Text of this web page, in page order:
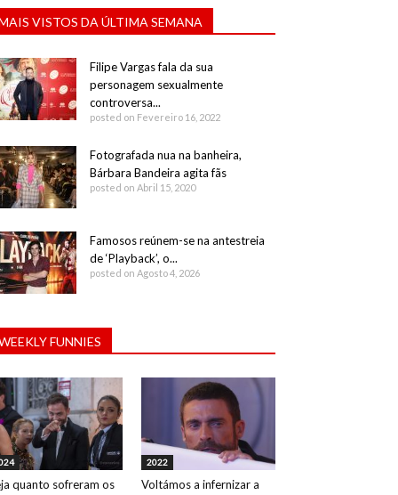
VISTOS DA ÚLTIMA SEMANA
Filipe Vargas fala da sua
personagem sexualmente
controversa...
posted on Fevereiro 16, 2022
Fotografada nua na banheira,
Bárbara Bandeira agita fãs
posted on Abril 15, 2020
Famosos reúnem-se na antestreia
de ‘Playback’, o...
posted on Agosto 4, 2026
FUNNIES
quanto sofreram os
2022
Voltámos a infernizar a